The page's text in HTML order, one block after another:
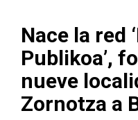
Nace la red
Publikoa’,
nueve
Zornotza a